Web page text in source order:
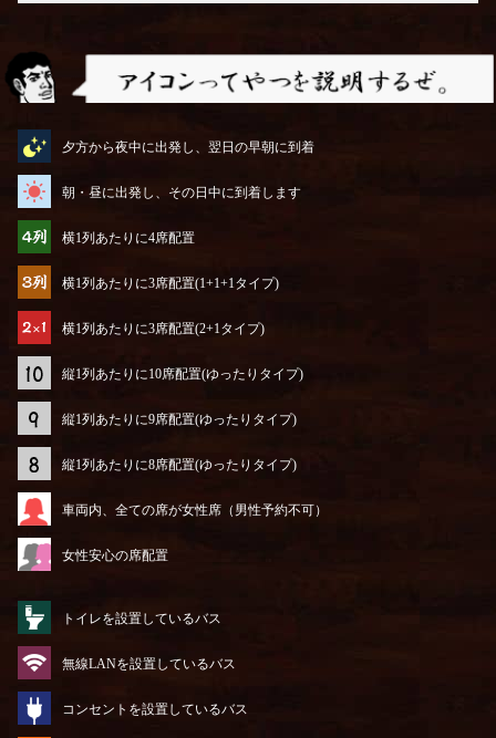
夕方から夜中に出発し、翌日の早朝に到着
朝・昼に出発し、その日中に到着します
横1列あたりに4席配置
横1列あたりに3席配置(1+1+1タイプ)
横1列あたりに3席配置(2+1タイプ)
縦1列あたりに10席配置(ゆったりタイプ)
縦1列あたりに9席配置(ゆったりタイプ)
縦1列あたりに8席配置(ゆったりタイプ)
車両内、全ての席が女性席（男性予約不可）
女性安心の席配置
トイレを設置しているバス
無線LANを設置しているバス
コンセントを設置しているバス